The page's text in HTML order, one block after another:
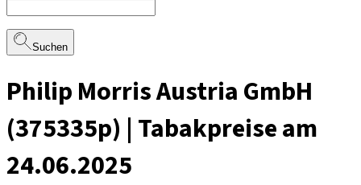
Suchen
Philip Morris Austria GmbH
(375335p) | Tabakpreise am
24.06.2025